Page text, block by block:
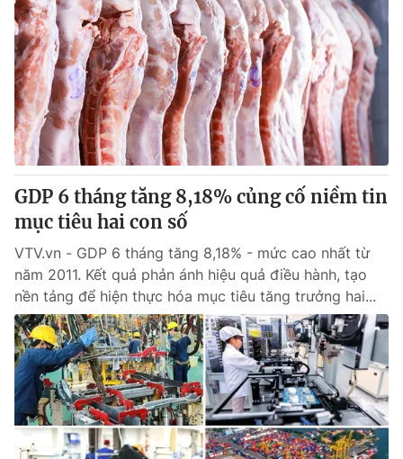
Thế giới
Tin tức
Thế giới đó đây
Câu chuyện quốc tế
Kinh tế
Tài chính
Thị trường
Góc doanh nghiệp
Dữ liệu và đời sống
Truyền hình
Phim VTV
Hậu trường
Nhân vật
Khán giả
Giải sao mai
Giải trí
Điện ảnh
Âm nhạc
Sao
Đời sống
Du lịch
Làm đẹp
Chất lượng cuộc sống
Giáo dục
Tuyển sinh
Học trực tuyến
Công nghệ
Hitech Công nghệ tương lai
GDP 6 tháng tăng 8,18% củng cố niềm tin
mục tiêu hai con số
VTV.vn - GDP 6 tháng tăng 8,18% - mức cao nhất từ
năm 2011. Kết quả phản ánh hiệu quả điều hành, tạo
nền tảng để hiện thực hóa mục tiêu tăng trưởng hai...